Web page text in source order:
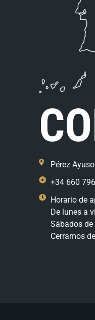
Pérez
+34 660
Horario de
De lunes a
Sábados
Cerramos